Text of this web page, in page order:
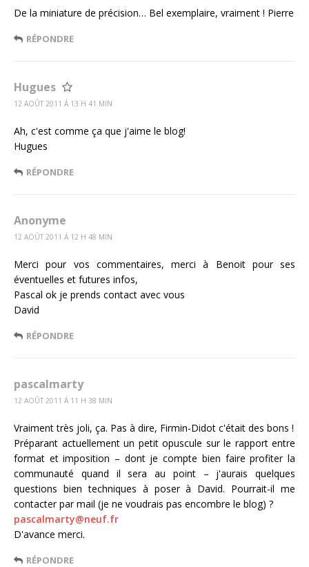
De la miniature de précision… Bel exemplaire, vraiment ! Pierre
RÉPONDRE
Hugues
12 AOÛT 2011 Á 13 H 41 MIN
Ah, c'est comme ça que j'aime le blog!
Hugues
RÉPONDRE
Anonyme
12 AOÛT 2011 Á 12 H 48 MIN
Merci pour vos commentaires, merci à Benoit pour ses
éventuelles et futures infos,
Pascal ok je prends contact avec vous
David
RÉPONDRE
pascalmarty
12 AOÛT 2011 Á 11 H 38 MIN
Vraiment très joli, ça. Pas à dire, Firmin-Didot c'était des bons !
Préparant actuellement un petit opuscule sur le rapport entre
format et imposition – dont je compte bien faire profiter la
communauté quand il sera au point – j'aurais quelques
questions bien techniques à poser à David. Pourrait-il me
contacter par mail (je ne voudrais pas encombre le blog) ?
pascalmarty@neuf.fr
D'avance merci.
RÉPONDRE